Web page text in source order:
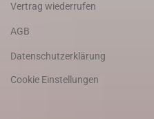
Vertrag wiederrufen
AGB
Datenschutzerklärung
Cookie Einstellungen